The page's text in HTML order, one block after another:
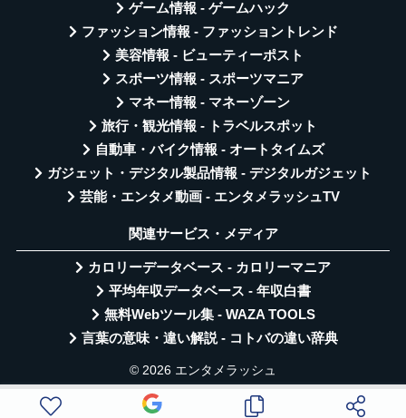
ゲーム情報 - ゲームハック
ファッション情報 - ファッショントレンド
美容情報 - ビューティーポスト
スポーツ情報 - スポーツマニア
マネー情報 - マネーゾーン
旅行・観光情報 - トラベルスポット
自動車・バイク情報 - オートタイムズ
ガジェット・デジタル製品情報 - デジタルガジェット
芸能・エンタメ動画 - エンタメラッシュTV
関連サービス・メディア
カロリーデータベース - カロリーマニア
平均年収データベース - 年収白書
無料Webツール集 - WAZA TOOLS
言葉の意味・違い解説 - コトバの違い辞典
© 2026 エンタメラッシュ